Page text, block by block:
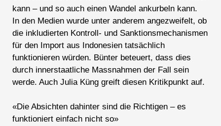
kann – und so auch einen Wandel ankurbeln kann.
In den Medien wurde unter anderem angezweifelt, ob
die inkludierten Kontroll- und Sanktionsmechanismen
für den Import aus Indonesien tatsächlich
funktionieren würden. Bünter beteuert, dass dies
durch innerstaatliche Massnahmen der Fall sein
werde. Auch Julia Küng greift diesen Kritikpunkt auf.
«Die Absichten dahinter sind die Richtigen – es
funktioniert einfach nicht so»